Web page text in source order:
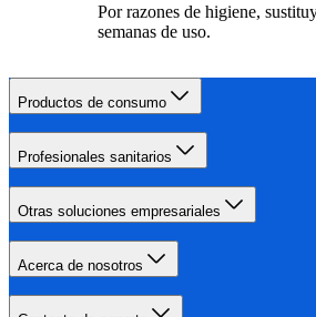
Por razones de higiene,
semanas de uso.
Productos de consumo
Profesionales sanitarios
Otras soluciones empresariales
Acerca de nosotros